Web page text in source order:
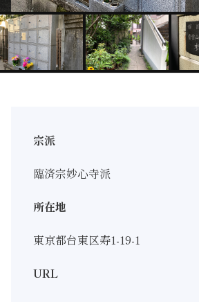
宗派
臨済宗妙心寺派
所在地
東京都台東区寿1-19-1
URL